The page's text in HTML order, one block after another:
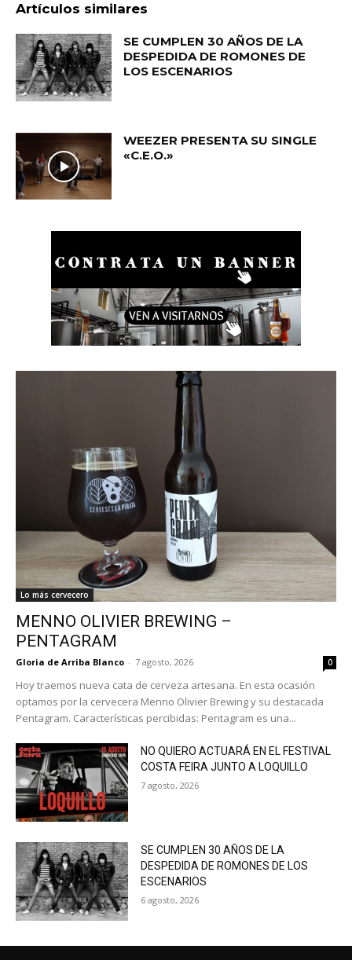
Artículos similares
SE CUMPLEN 30 AÑOS DE LA
DESPEDIDA DE ROMONES DE
LOS ESCENARIOS
WEEZER PRESENTA SU SINGLE
«C.E.O.»
Lo más cervecero
MENNO OLIVIER BREWING –
PENTAGRAM
Gloria de Arriba Blanco - 7 agosto, 2026 0
Hoy traemos nueva cata de cerveza artesana. En esta ocasión
optamos por la cervecera Menno Olivier Brewing y su destacada
Pentagram. Características percibidas: Pentagram es una...
NO QUIERO ACTUARÁ EN EL FESTIVAL
COSTA FEIRA JUNTO A LOQUILLO
7 agosto, 2026
SE CUMPLEN 30 AÑOS DE LA
DESPEDIDA DE ROMONES DE LOS
ESCENARIOS
6 agosto, 2026